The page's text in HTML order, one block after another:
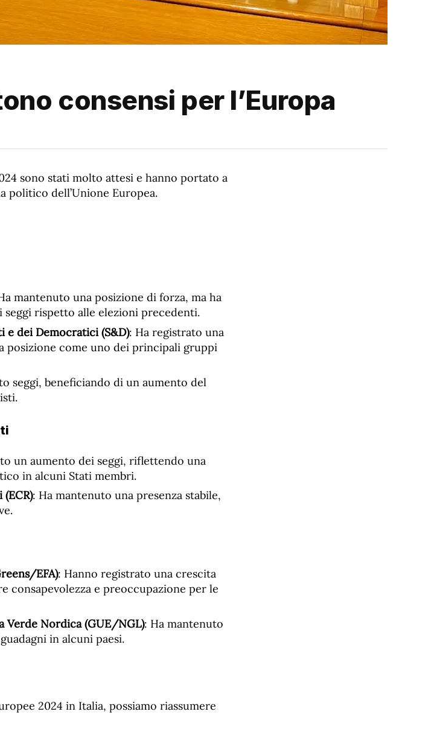
consensi per l’Europa
sono stati molto attesi e hanno portato a
politico dell’Unione Europea.
mantenuto una posizione di forza, ma ha
rispetto alle elezioni precedenti.
e dei Democratici (S&D): Ha registrato una
posizione come uno dei principali gruppi
seggi, beneficiando di un aumento del
un aumento dei seggi, riflettendo una
in alcuni Stati membri.
: Ha mantenuto una presenza stabile,
EFA): Hanno registrato una crescita
consapevolezza e preoccupazione per le
Verde Nordica (GUE/NGL): Ha mantenuto
in alcuni paesi.
2024 in Italia, possiamo riassumere